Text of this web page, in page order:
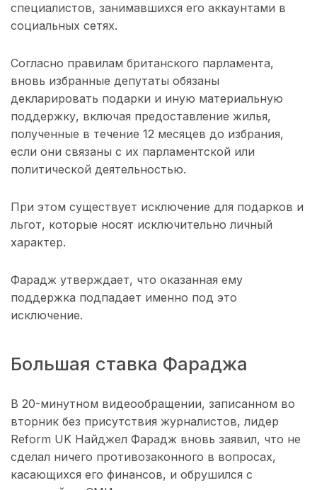
специалистов, занимавшихся его аккаунтами в
социальных сетях.
Согласно правилам британского парламента,
вновь избранные депутаты обязаны
декларировать подарки и иную материальную
поддержку, включая предоставление жилья,
полученные в течение 12 месяцев до избрания,
если они связаны с их парламентской или
политической деятельностью.
При этом существует исключение для подарков и
льгот, которые носят исключительно личный
характер.
Фарадж утверждает, что оказанная ему
поддержка подпадает именно под это
исключение.
Большая ставка Фараджа
В 20-минутном видеообращении, записанном во
вторник без присутствия журналистов, лидер
Reform UK Найджел Фарадж вновь заявил, что не
сделал ничего противозаконного в вопросах,
касающихся его финансов, и обрушился с